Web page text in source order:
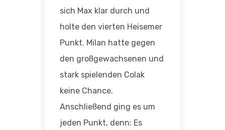
sich Max klar durch und
holte den vierten Heisemer
Punkt. Milan hatte gegen
den großgewachsenen und
stark spielenden Colak
keine Chance.
Anschließend ging es um
jeden Punkt, denn: Es